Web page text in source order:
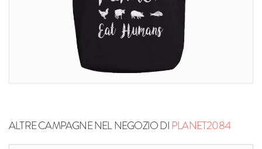
ALTRE CAMPAGNE NEL NEGOZIO DIPLANET2084